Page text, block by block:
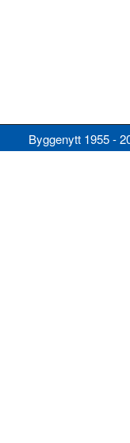
Byggenytt 1955 -